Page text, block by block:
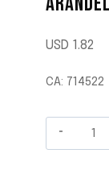
USD 1.82
CA: 714522
CON